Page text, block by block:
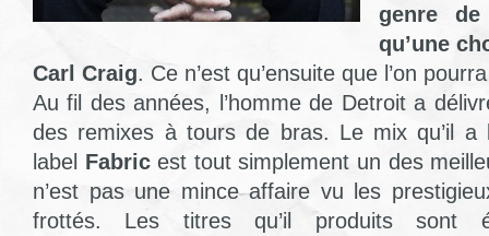
genre
qu’une
Carl Craig. Ce n’est qu’ensuite que l’on
Au fil des années, l’homme de Detroit a
des remixes à tours de bras. Le mix qu’il a
label Fabricest tout simplement un des
n’est pas une mince affaire vu les
frottés. Les titres qu’il produits sont